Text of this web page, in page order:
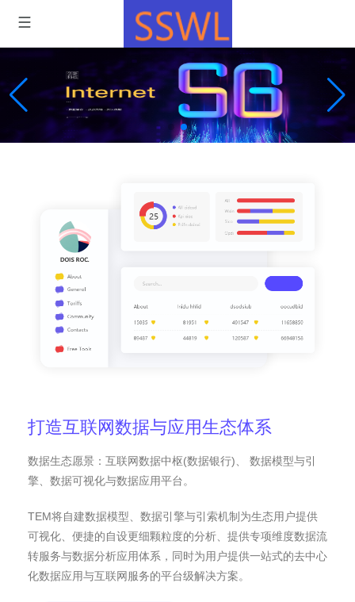
打造互联网数据与应用生态体系
数据生态愿景：互联网数据中枢(数据银行)、 数据模型与引
擎、数据可视化与数据应用平台。
TEM将自建数据模型、数据引擎与引索机制为生态用户提供
可视化、便捷的自设更细颗粒度的分析、提供专项维度数据流
转服务与数据分析应用体系，同时为用户提供一站式的去中心
化数据应用与互联网服务的平台级解决方案。